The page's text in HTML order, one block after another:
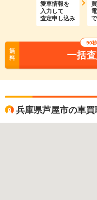
愛車情報を
入力して
査定申し込み
90
無
料
一括
兵庫県芦屋市の車